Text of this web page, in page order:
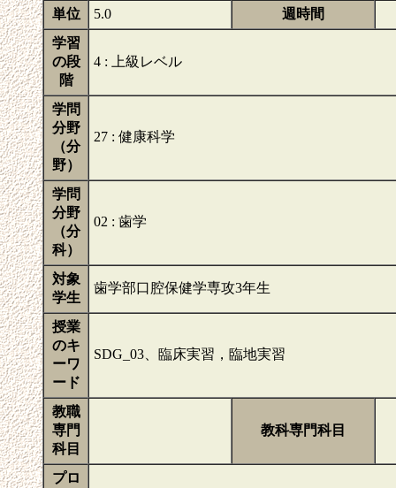
単位 5.0
週時間
学習
の段
階
4 : 上級レベル
学問
分野
（分
野）
27 : 健康科学
学問
分野
（分
科）
02 : 歯学
対象
学生
歯学部口腔保健学専攻3年生
授業
のキ
ーワ
ード
SDG_03、臨床実習，臨地実習
教職
専門
科目
教科専門科目
プロ